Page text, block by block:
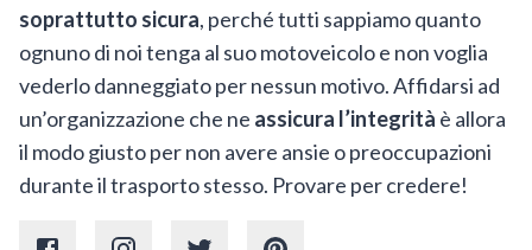
soprattutto sicura, perché tutti sappiamo quanto
ognuno di noi tenga al suo motoveicolo e non voglia
vederlo danneggiato per nessun motivo. Affidarsi ad
un’organizzazione che ne assicura l’integrità è allora
il modo giusto per non avere ansie o preoccupazioni
durante il trasporto stesso. Provare per credere!